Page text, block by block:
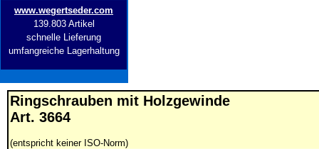
www.wegertseder.com
139.803 Artikel
schnelle Lieferung
umfangreiche Lagerhaltung
Ringschrauben mit Holzgewinde
Art. 3664
(entspricht keiner ISO-Norm)